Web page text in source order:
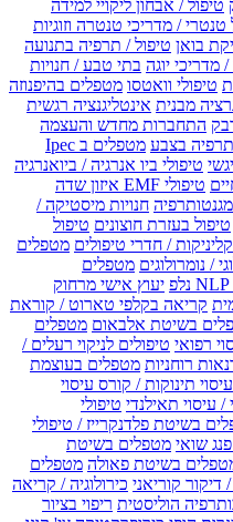
טיפול / אבחון ליקויי למידה
טנטרי / מדריכי טנטרה וזוגיות
בואן טיפול / תרפיה בתנועה
/ מדריכי יוגה בתי טבע / חנויות
טיפולי וואטסו מטפלים בהיפנוזה
מבנית אינטליגנציה רגשית
התחברות מחדש והעצמה
בצבע
מטפלים ב Ipec
טיפולי ביו אנרגיה / ביואנרגיה
טיפולי EMF איזון שדה
חנויות מיסטיקה /
טיפול בעזרת חוצונים טיפול
/ חדרי טיפולים מטפלים
/ נומרולוגים מטפלים
יעוץ אישי מרחוק
קריאה בקלפי טארוט / קוראת
בשיטת אלבאום מטפלים
רפואי טיפולים לניקוי רעלים /
רוחניות מטפלים בעוצמת
עיסוי תינוקות / קורס עיסוי
עיסוי תאילנדי טיפולי
בשיטת פלדנקרייז / טיפולי
שואי מטפלים בשיטת
בשיטת פאולה מטפלים
קוריאני כירולוגיה / קריאה
הוליסטית ריפוי בציור